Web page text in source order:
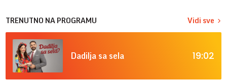
TRENUTNO NA PROGRAMU Vidi sve
Dadilja sa sela 19:02